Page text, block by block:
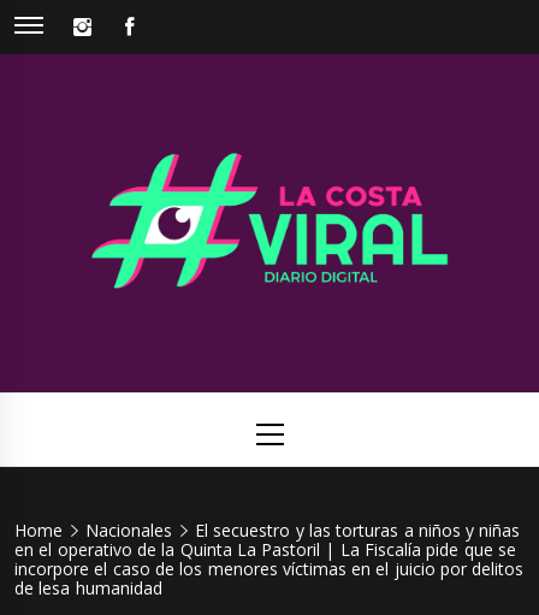
Skip
INSTAGRAM
Viral
Menu
Home Nacionales
El secuestro y las torturas a niños y niñas
en el operativo de la Quinta La Pastoril | La Fiscalía pide que se
incorpore el caso de los menores víctimas en el juicio por delitos
de lesa humanidad